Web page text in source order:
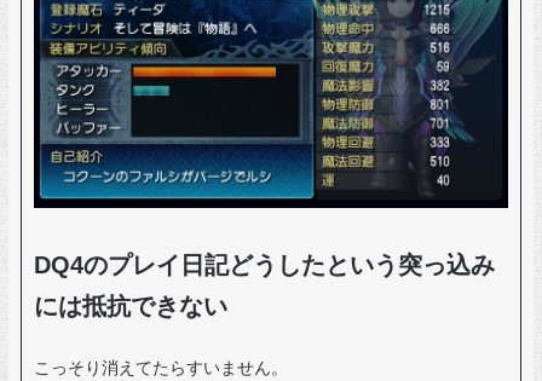
DQ4のプレイ日記どうしたという突っ込み
には抵抗できない
こっそり消えてたらすいません。